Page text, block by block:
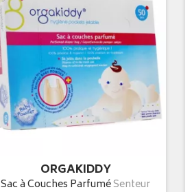
ORGAKIDDY
Sac à Couches ParfuméSenteur